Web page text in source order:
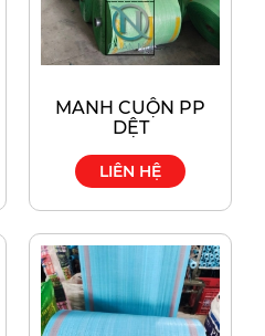
MANH CUỘN PP
DỆT
LIÊN HỆ